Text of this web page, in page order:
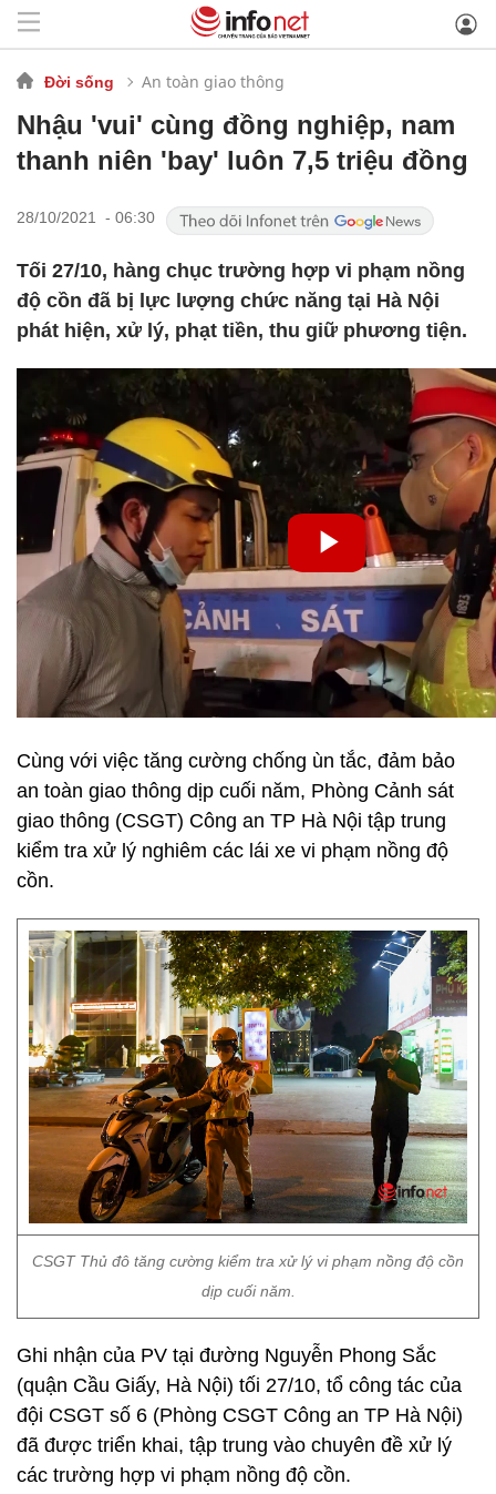
Đời sống An toàn giao thông
Nhậu 'vui' cùng đồng nghiệp, nam
thanh niên 'bay' luôn 7,5 triệu đồng
28/10/2021 - 06:30
Tối 27/10, hàng chục trường hợp vi phạm nồng
độ cồn đã bị lực lượng chức năng tại Hà Nội
phát hiện, xử lý, phạt tiền, thu giữ phương tiện.
Cùng với việc tăng cường chống ùn tắc, đảm bảo
an toàn giao thông dịp cuối năm, Phòng Cảnh sát
giao thông (CSGT) Công an TP Hà Nội tập trung
kiểm tra xử lý nghiêm các lái xe vi phạm nồng độ
cồn.
CSGT Thủ đô tăng cường kiểm tra xử lý vi phạm nồng độ cồn
dịp cuối năm.
Ghi nhận của PV tại đường Nguyễn Phong Sắc
(quận Cầu Giấy, Hà Nội) tối 27/10, tổ công tác của
đội CSGT số 6 (Phòng CSGT Công an TP Hà Nội)
đã được triển khai, tập trung vào chuyên đề xử lý
các trường hợp vi phạm nồng độ cồn.